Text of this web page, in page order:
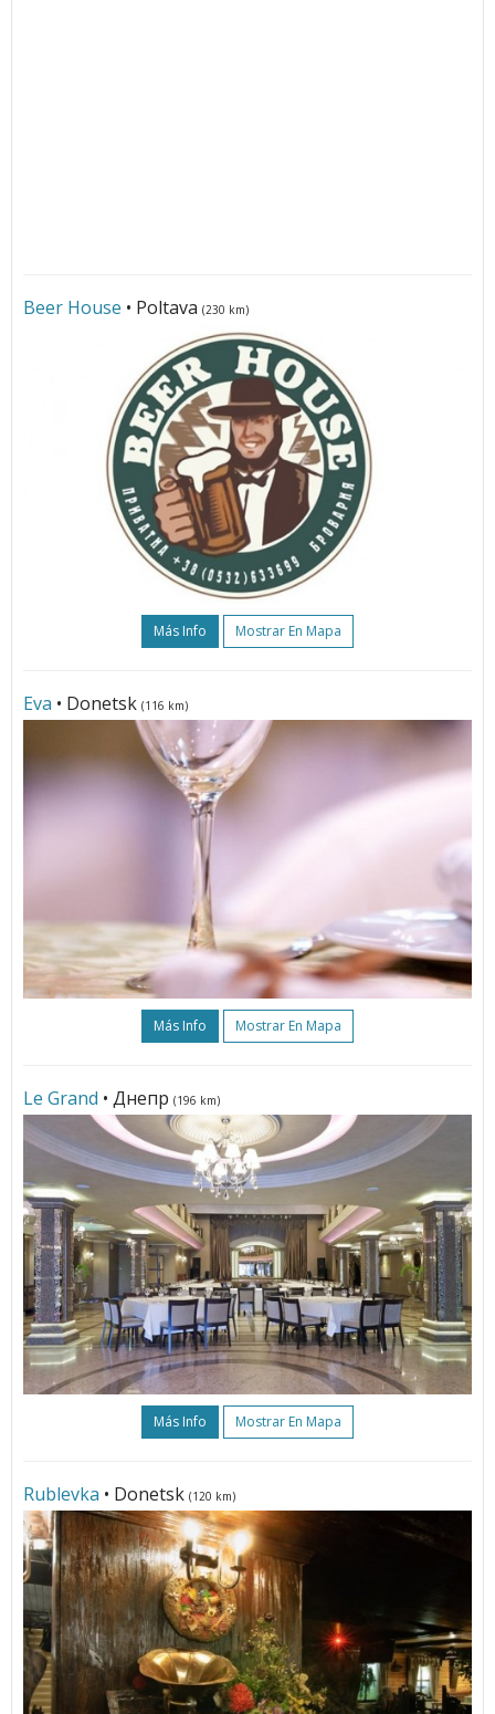
Beer House • Poltava (230 km)
Más Info Mostrar En Mapa
Eva • Donetsk (116 km)
Más Info Mostrar En Mapa
Le Grand • Днепр (196 km)
Más Info Mostrar En Mapa
Rublevka • Donetsk (120 km)